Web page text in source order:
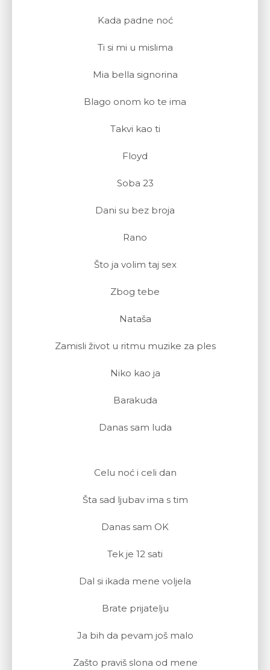
Kada padne noć
Ti si mi u mislima
Mia bella signorina
Blago onom ko te ima
Takvi kao ti
Floyd
Soba 23
Dani su bez broja
Rano
Što ja volim taj sex
Zbog tebe
Nataša
Zamisli život u ritmu muzike za ples
Niko kao ja
Barakuda
Danas sam luda
Celu noć i celi dan
Šta sad ljubav ima s tim
Danas sam OK
Tek je 12 sati
Dal si ikada mene voljela
Brate prijatelju
Ja bih da pevam još malo
Zašto praviš slona od mene